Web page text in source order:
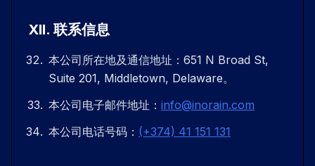
XII. 联系信息
本公司所在地及通信地址：651 N Broad St,
Suite 201, Middletown, Delaware。
本公司电子邮件地址： info@inorain.com
本公司电话号码： (+374) 41 151 131